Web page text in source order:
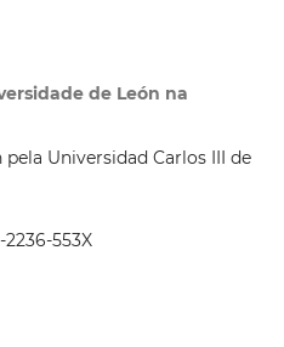
de León na
Universidad Carlos III de
553X